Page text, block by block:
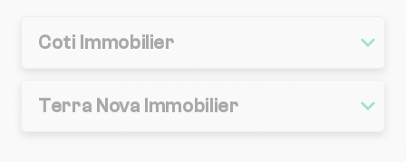
Coti Immobilier
Terra Nova Immobilier